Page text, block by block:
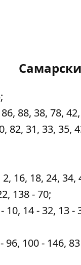
88, 38, 78,
31, 33, 35,
16, 18, 24, 34,
138 - 70;
10, 14 - 32, 13 -
100 - 146,